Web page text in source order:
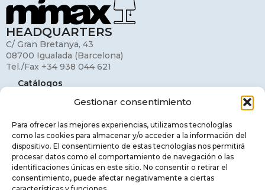
Gestionar consentimiento
Para ofrecer las mejores experiencias, utilizamos tecnologías
como las cookies para almacenar y/o acceder a la información del
dispositivo. El consentimiento de estas tecnologías nos permitirá
procesar datos como el comportamiento de navegación o las
identificaciones únicas en este sitio. No consentir o retirar el
consentimiento, puede afectar negativamente a ciertas
HEADQUARTERS
C/ Gran Bretanya, 43
08700 Igualada (Barcelona)
Tel./Fax +34 938 044 621
Catálogos
Contacto
Aviso legal
Política de privacidad
Política de cookies